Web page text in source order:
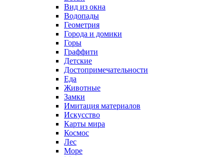
Вид из окна
Водопады
Геометрия
Города и домики
Горы
Граффити
Детские
Достопримечательности
Еда
Животные
Замки
Имитация материалов
Искусство
Карты мира
Космос
Лес
Море